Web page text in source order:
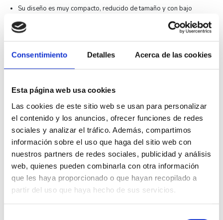
Consentimiento Detalles Acerca de las cookies
Esta página web usa cookies
Las cookies de este sitio web se usan para personalizar
el contenido y los anuncios, ofrecer funciones de redes
sociales y analizar el tráfico. Además, compartimos
información sobre el uso que haga del sitio web con
nuestros partners de redes sociales, publicidad y análisis
web, quienes pueden combinarla con otra información
que les haya proporcionado o que hayan recopilado a
partir del uso que haya hecho de sus servicios.
Su diseño es muy compacto, reducido de tamaño y con bajo
Su acabado es en
Con dispositivo de seguridad
El tipo de garra utilizada es Simon 27.
Base de enchufe schuko Monobloc
Su tipo de accionamiento es porinserción.
Asimismo indicar que su rango de temperatura de funcionamiento
Finalmente indicar que su conexión es muy sencilla debido a su
sistema de embornamiento rápido.
Fabricado con los más altos estándares de calidad.
Especificaciones técnicas
Sección de cable
admitida
2,5 mm
Pelado de cable
necesario
15 mm
Grado IP
20